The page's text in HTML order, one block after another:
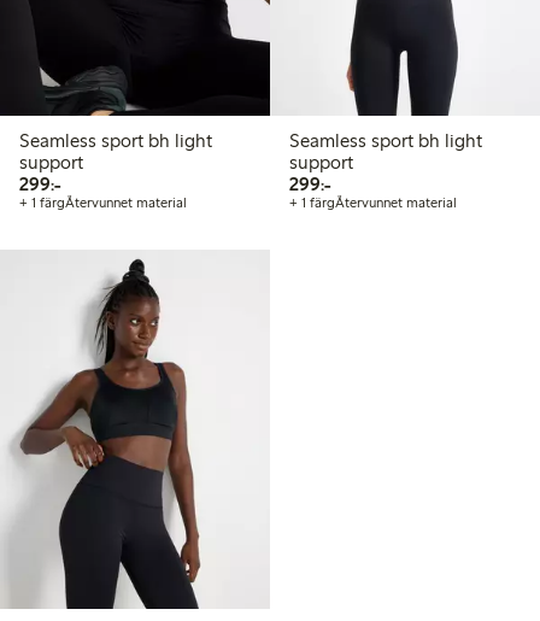
Seamless sport bh light
support
299:-299,00 kr
+ 1 färgÅtervunnet material
Seamless sport bh light
support
299:-299,00 kr
+ 1 färgÅtervunnet material